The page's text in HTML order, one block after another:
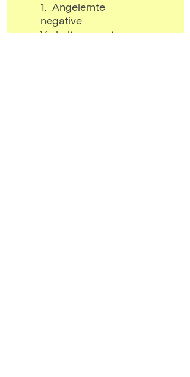
1. Angelernte
negative
Verhaltensmuster